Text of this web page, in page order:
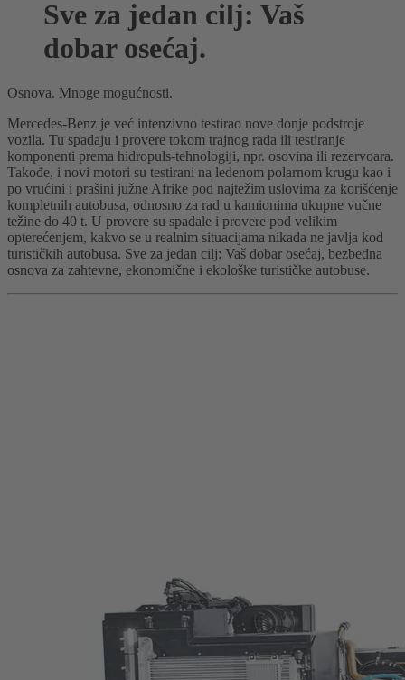
Sve za jedan cilj: Vaš
dobar osećaj.
Osnova. Mnoge mogućnosti.
Mercedes-Benz je već intenzivno testirao nove donje podstroje
vozila. Tu spadaju i provere tokom trajnog rada ili testiranje
komponenti prema hidropuls-tehnologiji, npr. osovina ili rezervoara.
Takođe, i novi motori su testirani na ledenom polarnom krugu kao i
po vrućini i prašini južne Afrike pod najtežim uslovima za korišćenje
kompletnih autobusa, odnosno za rad u kamionima ukupne vučne
težine do 40 t. U provere su spadale i provere pod velikim
opterećenjem, kakvo se u realnim situacijama nikada ne javlja kod
turističkih autobusa. Sve za jedan cilj: Vaš dobar osećaj, bezbedna
osnova za zahtevne, ekonomične i ekološke turističke autobuse.